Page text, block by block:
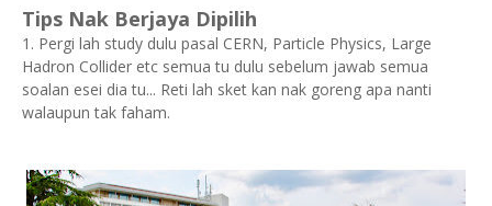
Tips Nak Berjaya Dipilih
1. Pergi lah study dulu pasal CERN, Particle Physics, Large
Hadron Collider etc semua tu dulu sebelum jawab semua
soalan esei dia tu... Reti lah sket kan nak goreng apa nanti
walaupun tak faham.